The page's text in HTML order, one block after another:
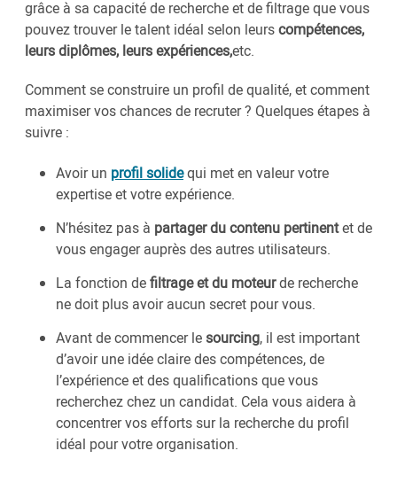
grâce à sa capacité de recherche et de filtrage que vous
pouvez trouver le talent idéal selon leurscompétences,
leurs diplômes, leurs expériences,etc.
Comment se construire un profil de qualité, et comment
maximiser vos chances de recruter ? Quelques étapes à
suivre :
Avoir un profil solidequi met en valeur votre
expertise et votre expérience.
N’hésitez pas à partager du contenu pertinentet de
vous engager auprès des autres utilisateurs.
La fonction defiltrage et du moteurde recherche
ne doit plus avoir aucun secret pour vous.
Avant de commencer le sourcing, il est important
d’avoir une idée claire des compétences, de
l’expérience et des qualifications que vous
recherchez chez un candidat. Cela vous aidera à
concentrer vos efforts sur la recherche du profil
idéal pour votre organisation.